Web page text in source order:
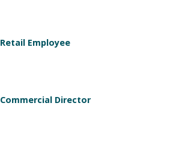
Retail Employee
Commercial Director